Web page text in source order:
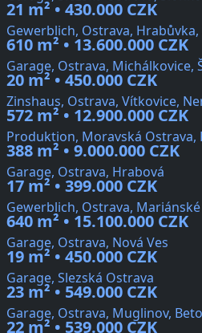
21 m² • 430.000 CZK
Gewerblich, Ostrava,
610 m² • 13.600.000 CZK
Garage, Ostrava, Michálkovice,
20 m² • 450.000 CZK
Zinshaus, Ostrava, Vítkovice,
572 m² • 12.900.000 CZK
Produktion, Moravská Ostrava,
388 m² • 9.000.000 CZK
Garage, Ostrava, Hrabová
17 m² • 399.000 CZK
Gewerblich, Ostrava,
640 m² • 15.100.000 CZK
Garage, Ostrava, Nová Ves
19 m² • 450.000 CZK
Garage, Slezská Ostrava
23 m² • 549.000 CZK
Garage, Ostrava, Muglinov,
22 m² • 539.000 CZK